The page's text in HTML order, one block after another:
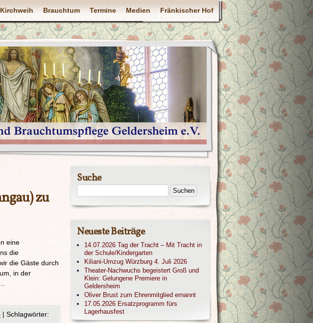
Kirchweih Brauchtum Termine Medien Fränkischer Hof
zu
eine
die
die Gäste durch
in der
| Schlagwörter:
Suche
Neueste Beiträge
14.07.2026 Tag der Tracht – Mit Tracht in
der Schule/Kindergarten
Kiliani-Umzug Würzburg 4. Juli 2026
Theater-Nachwuchs begeistert Groß und
Klein: Gelungene Premiere in
Geldersheim
Oliver Brust zum Ehrenmitglied ernannt
17.05.2026 Ersatzprogramm fürs
Lagerhausfest